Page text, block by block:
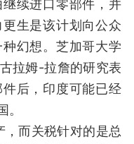
续进口零部件，并
生是该计划向公众
幻想。芝加哥大学
拉姆-拉詹的研究表
后，印度可能已经
，而关税针对的是总